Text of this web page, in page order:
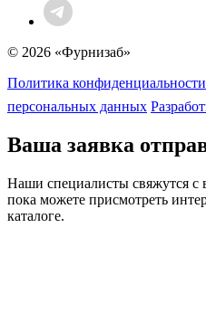
© 2026 «Фурнизаб»
Политика конфиденциальности
персональных данных
Ваша заявка
Наши специалисты свяжутся
пока можете присмотреть
каталоге.